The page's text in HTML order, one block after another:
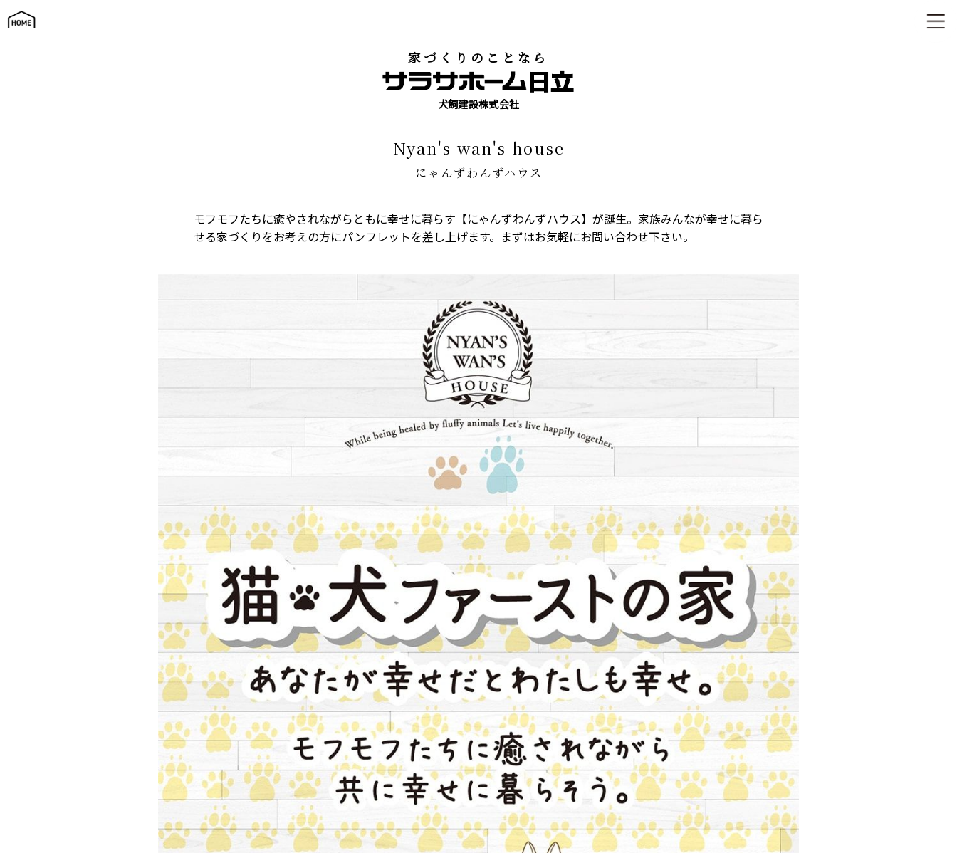
家づくりのことなら
犬飼建設株式会社
nyan's wan's house
にゃんずわんずハウス
モフモフたちに癒やされながらともに幸せに暮らす【にゃんずわんずハウス】が誕生。家族みんなが幸せに暮ら
せる家づくりをお考えの方にパンフレットを差し上げます。まずはお気軽にお問い合わせ下さい。